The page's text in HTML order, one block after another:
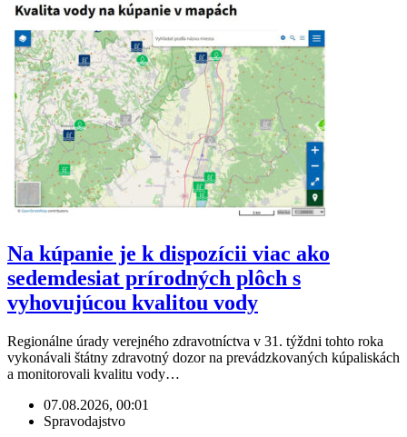
Na kúpanie je k dispozícii viac ako
sedemdesiat prírodných plôch s
vyhovujúcou kvalitou vody
Regionálne úrady verejného zdravotníctva v 31. týždni tohto roka
vykonávali štátny zdravotný dozor na prevádzkovaných kúpaliskách
a monitorovali kvalitu vody…
07.08.2026, 00:01
Spravodajstvo